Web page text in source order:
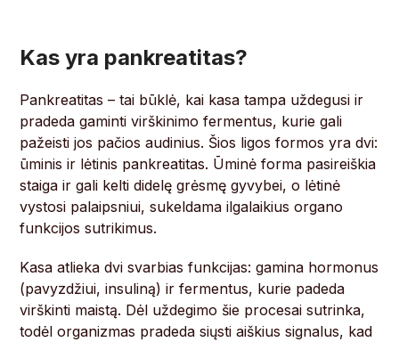
Kas yra pankreatitas?
Pankreatitas – tai būklė, kai kasa tampa uždegusi ir
pradeda gaminti virškinimo fermentus, kurie gali
pažeisti jos pačios audinius. Šios ligos formos yra dvi:
ūminis ir lėtinis pankreatitas. Ūminė forma pasireiškia
staiga ir gali kelti didelę grėsmę gyvybei, o lėtinė
vystosi palaipsniui, sukeldama ilgalaikius organo
funkcijos sutrikimus.
Kasa atlieka dvi svarbias funkcijas: gamina hormonus
(pavyzdžiui, insuliną) ir fermentus, kurie padeda
virškinti maistą. Dėl uždegimo šie procesai sutrinka,
todėl organizmas pradeda siųsti aiškius signalus, kad